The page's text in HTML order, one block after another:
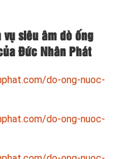
siêu âm dò ống
Đức Nhân Phát
do-ong-nuoc-
do-ong-nuoc-